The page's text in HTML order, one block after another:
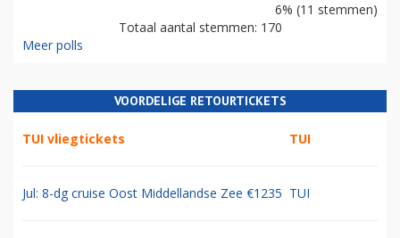
6% (11 stemmen)
Totaal aantal stemmen: 170
Meer polls
VOORDELIGE RETOURTICKETS
TUI vliegtickets TUI
Jul: 8-dg cruise Oost Middellandse Zee €1235 TUI